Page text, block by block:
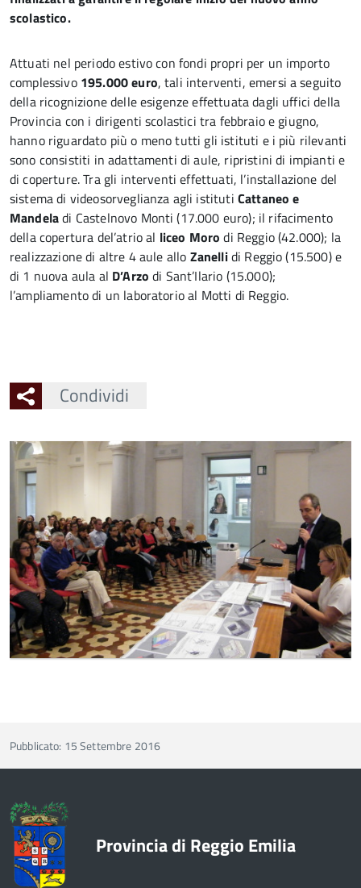
scolastico.
Attuati nel periodo estivo con fondi propri per un importo
complessivo 195.000 euro, tali interventi, emersi a seguito
della ricognizione delle esigenze effettuata dagli uffici della
Provincia con i dirigenti scolastici tra febbraio e giugno,
hanno riguardato più o meno tutti gli istituti e i più rilevanti
sono consistiti in adattamenti di aule, ripristini di impianti e
di coperture. Tra gli interventi effettuati, l’installazione del
sistema di videosorveglianza agli istituti Cattaneo e
Mandeladi Castelnovo Monti (17.000 euro); il rifacimento
della copertura del’atrio al liceo Moro di Reggio (42.000); la
realizzazione di altre 4 aule allo Zanellidi Reggio (15.500) e
di 1 nuova aula al D’Arzodi Sant’Ilario (15.000);
l’ampliamento di un laboratorio al Motti di Reggio.
Condividi
Ingrandisci
l'immagine
Pubblicato: 15 Settembre 2016
Provincia di Reggio Emilia